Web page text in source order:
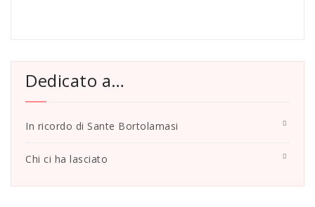
Dedicato a…
In ricordo di Sante Bortolamasi
Chi ci ha lasciato